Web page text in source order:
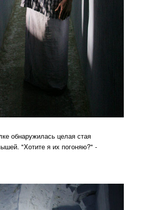
обнаружилась целая стая
"Хотите я их погоняю?" -